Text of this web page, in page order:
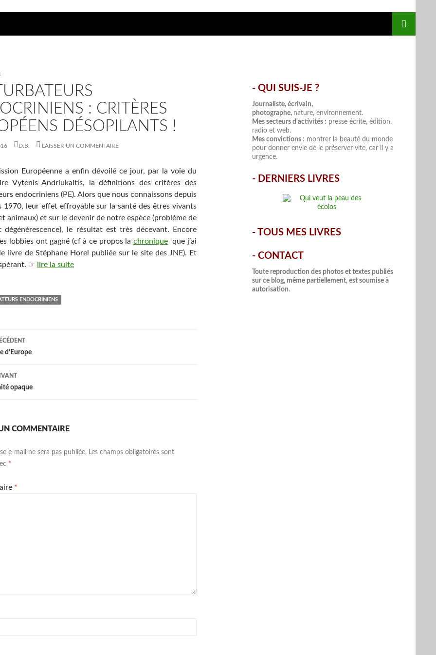
: CRITÈRES
DÉSOPILANTS !
D.B. LAISSER UN COMMENTAIRE
Européenne a enfin dévoilé ce jour, par la voie du
Vytenis Andriukaitis, la définitions des critères des
endocriniens (PE). Alors que nous connaissons depuis
1970, leur effet effroyable sur la santé des êtres vivants
animaux) et sur le devenir de notre espèce (problème de
le résultat est très décevant. Encore
lobbies ont gagné (cf à ce propos lachronique que j’ai
livre de Stéphane Horel publiée sur le site des JNE). Et
☞
lire la suite
ENDOCRINIENS
d’Europe
opaque
COMMENTAIRE
e-mail ne sera pas publiée. Les champs obligatoires sont
*
*
- QUI SUIS-JE ?
Journaliste, écrivain,
photographe, nature, environnement.
Mes secteurs d'activités : presse écrite, édition,
radio et web.
Mes convictions : montrer la beauté du monde
pour donner envie de le préserver vite, car il y a
urgence.
- DERNIERS LIVRES
- TOUS MES LIVRES
- CONTACT
Toute reproduction des photos et textes publiés
sur ce blog, même partiellement, est soumise à
autorisation.